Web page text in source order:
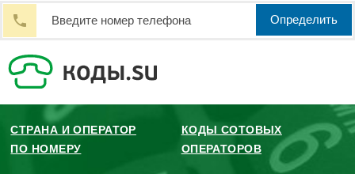
Определить
СТРАНА И ОПЕРАТОР
ПО НОМЕРУ
КОДЫ СОТОВЫХ
ОПЕРАТОРОВ